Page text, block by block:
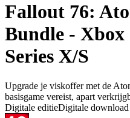
Fallout 76:
Bundle - Xbox
Series X/S
Upgrade je viskoffer met de
basisgame vereist, apart
Digitale editieDigitale download